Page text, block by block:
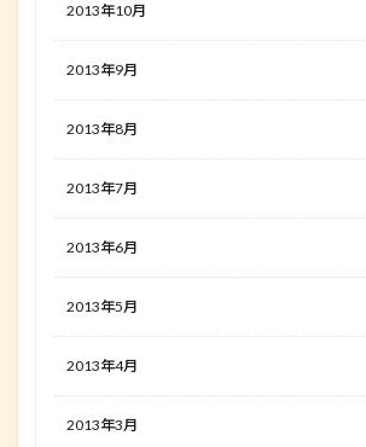
2013年10月
2013年9月
2013年8月
2013年7月
2013年6月
2013年5月
2013年4月
2013年3月